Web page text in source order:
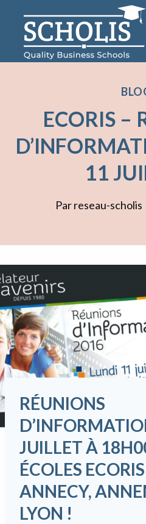
contenu
ECORIS –
11
Parreseau-scholis
RÉUNIONS
JUILLET À
ÉCOLES
ANNECY,
LYON !